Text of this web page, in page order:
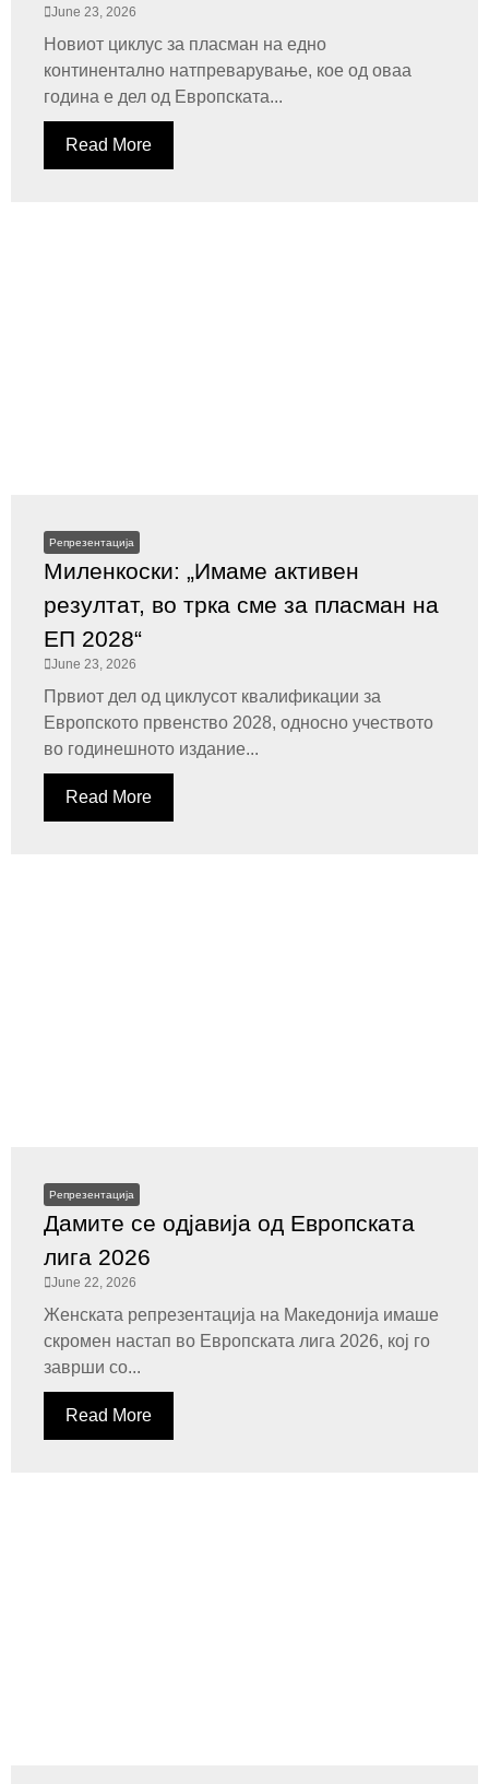
June 23, 2026
Новиот циклус за пласман на едно
континентално натпреварување, кое од оваа
година е дел од Европската...
Read More
Репрезентација
Миленкоски: „Имаме активен
резултат, во трка сме за пласман на
ЕП 2028“
June 23, 2026
Првиот дел од циклусот квалификации за
Европското првенство 2028, односно учеството
во годинешното издание...
Read More
Репрезентација
Дамите се одјавија од Европската
лига 2026
June 22, 2026
Женската репрезентација на Македонија имаше
скромен настап во Европската лига 2026, кој го
заврши со...
Read More